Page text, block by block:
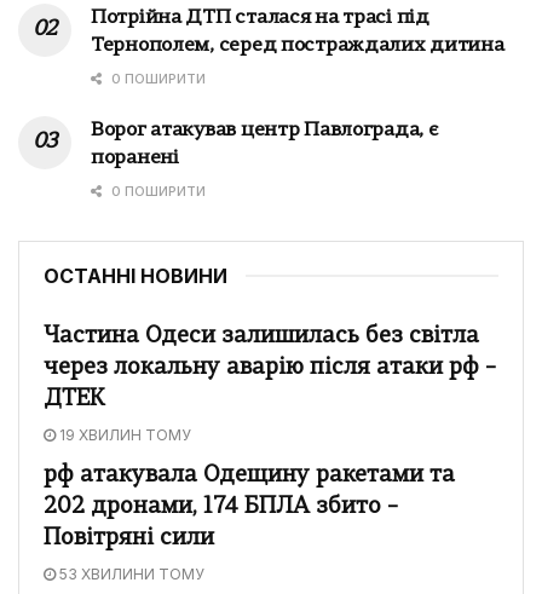
Потрійна ДТП сталася на трасі під
Тернополем, серед постраждалих дитина
0 ПОШИРИТИ
Ворог атакував центр Павлограда, є
поранені
0 ПОШИРИТИ
ОСТАННІ НОВИНИ
Частина Одеси залишилась без світла
через локальну аварію після атаки рф –
ДТЕК
19 ХВИЛИН ТОМУ
рф атакувала Одещину ракетами та
202 дронами, 174 БПЛА збито –
Повітряні сили
53 ХВИЛИНИ ТОМУ